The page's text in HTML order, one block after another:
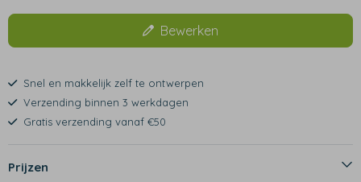
Bewerken
Snel en makkelijk zelf te ontwerpen
Verzending binnen 3 werkdagen
Gratis verzending vanaf €50
Prijzen